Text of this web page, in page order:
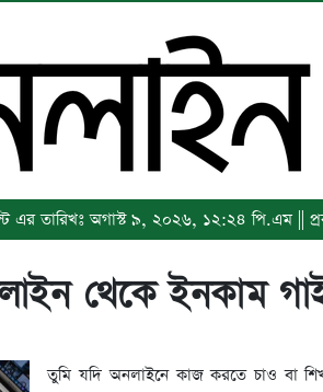
এর তারিখঃ অগাস্ট ৯, ২০২৬, ১২:২৪ পি.এম ||
থেকে ইনকাম
তুমি যদি অনলাইনে কাজ করতে চাও বা